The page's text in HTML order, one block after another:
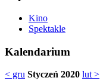
Kino
Spektakle
Kalendarium
< gru Styczeń 2020 lut >